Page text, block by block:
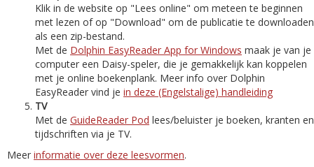
Klik in de website op "Lees online" om meteen te beginnen
met lezen of op "Download" om de publicatie te downloaden
als een zip-bestand.
Met de Dolphin EasyReader App for Windows maak je van je
computer een Daisy-speler, die je gemakkelijk kan koppelen
met je online boekenplank. Meer info over Dolphin
EasyReader vind je in deze (Engelstalige) handleiding
TV
Met de GuideReader Pod lees/beluister je boeken, kranten en
tijdschriften via je TV.
Meer informatie over deze leesvormen.